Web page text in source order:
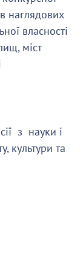
наглядових
власності
міст
з науки і
культури та